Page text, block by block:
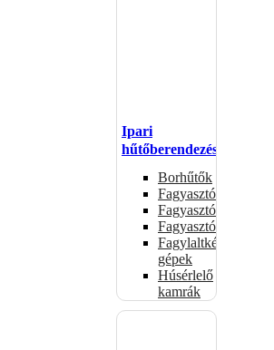
Ipari
hűtőberendezések
Borhűtők
Fagyasztóasztalok
Fagyasztóládák
Fagyasztószekrények
Fagylaltkészítő
gépek
Húsérlelő
kamrák